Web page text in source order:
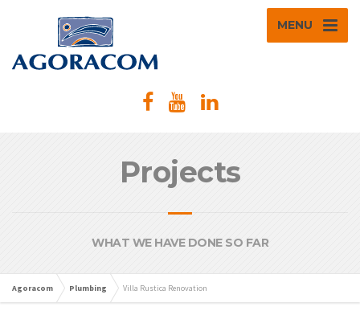
MENU
Projects
WHAT WE HAVE DONE SO FAR
Agoracom Plumbing Villa Rustica Renovation